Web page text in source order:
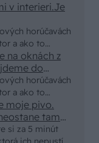
horúčavách
a ako to
v interieri.Je
horúčavách
a ako to
na oknách z
do
okolo 100
si za 5 minút
moje pivo.
tam
efektivne.